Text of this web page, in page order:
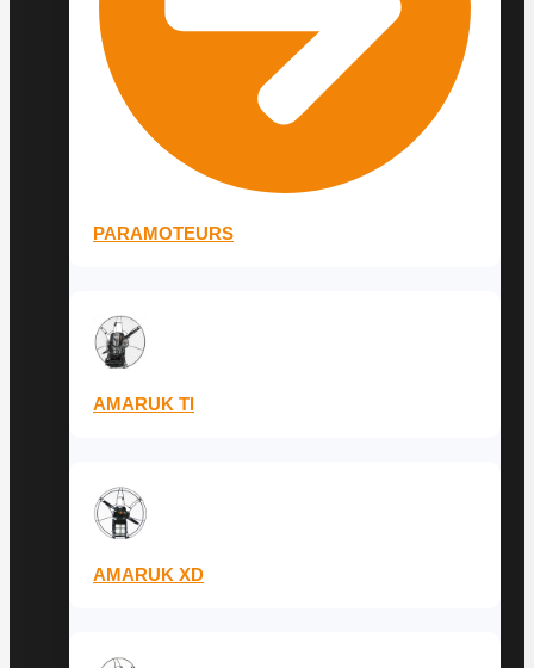
PARAMOTEURS
AMARUK TI
AMARUK XD